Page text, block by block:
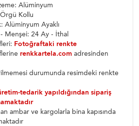
Alüminyum
Kollu
Alüminyum Ayaklı
Menşei: 24 Ay - İthal
Fotoğraftaki renkte
renkkartela.com adresinden
durumunda resimdeki renkte
tedarik yapıldığından sipariş
ambar ve kargolarla bina kapısında